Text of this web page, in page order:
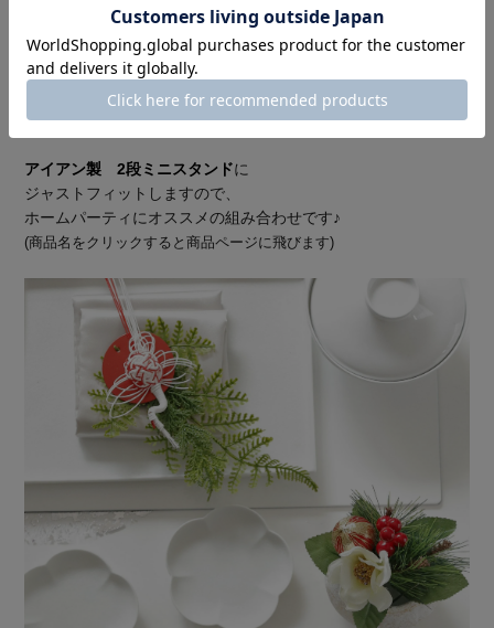
アイアン製 2段ミニスタンドに
ジャストフィットしますので、
ホームパーティにオススメの組み合わせです♪
(商品名をクリックすると商品ページに飛びます)